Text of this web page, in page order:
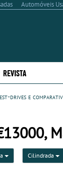
Automóveis
REVISTA
drives e
Cilindrada